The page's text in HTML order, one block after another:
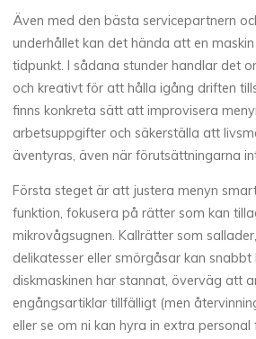
Även med den bästa servicepartnern
underhållet kan det hända att en
tidpunkt. I sådana stunder handlar det
och kreativt för att hålla igång driften
finns konkreta sätt att improvisera
arbetsuppgifter och säkerställa att
äventyras, även när förutsättningarna
Första steget är att justera menyn
funktion, fokusera på rätter som kan
mikrovågsugnen. Kallrätter som
delikatesser eller smörgåsar kan
diskmaskinen har stannat, överväg att
engångsartiklar tillfälligt (men
eller se om ni kan hyra in extra